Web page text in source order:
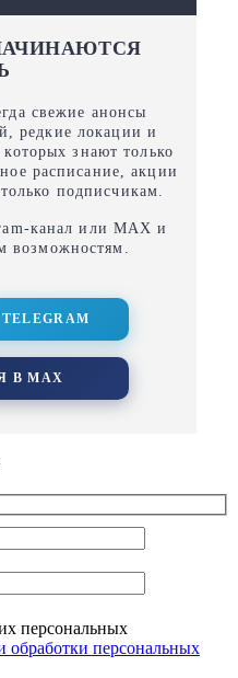
свежие анонсы
редкие локации и
знают только
расписание, акции
подписчикам.
или MAX и
возможностям.
В MAX
персональных
персональных